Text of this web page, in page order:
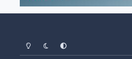
Light ModeDark ModeSystem Preference